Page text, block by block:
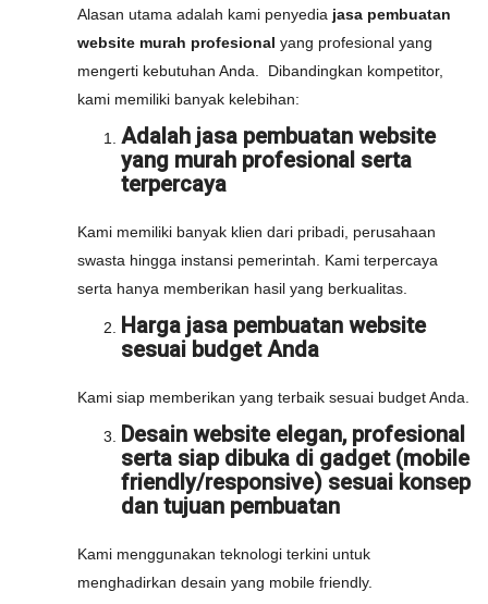
Alasan utama adalah kami penyedia jasa pembuatan
website murah profesional yang profesional yang
mengerti kebutuhan Anda. Dibandingkan kompetitor,
kami memiliki banyak kelebihan:
Adalah jasa pembuatan website
yang murah profesional serta
terpercaya
Kami memiliki banyak klien dari pribadi, perusahaan
swasta hingga instansi pemerintah. Kami terpercaya
serta hanya memberikan hasil yang berkualitas.
Harga jasa pembuatan website
sesuai budget Anda
Kami siap memberikan yang terbaik sesuai budget Anda.
Desain website elegan, profesional
serta siap dibuka di gadget (mobile
friendly/responsive) sesuai konsep
dan tujuan pembuatan
Kami menggunakan teknologi terkini untuk
menghadirkan desain yang mobile friendly.